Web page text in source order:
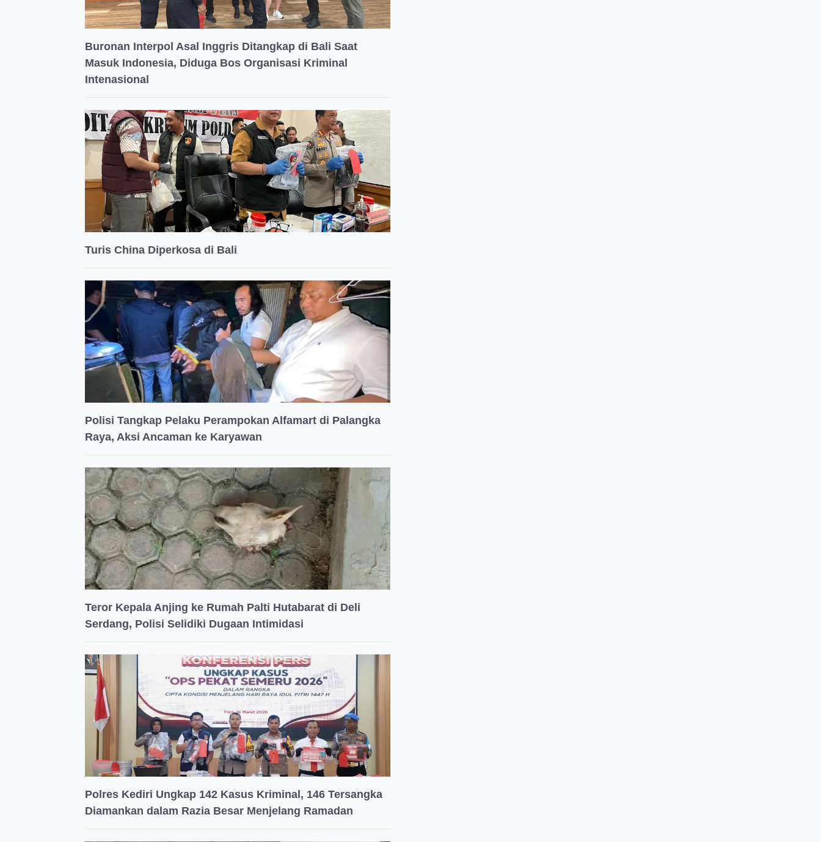
Buronan Interpol Asal Inggris Ditangkap di Bali Saat
Masuk Indonesia, Diduga Bos Organisasi Kriminal
Intenasional
Turis China Diperkosa di Bali
Polisi Tangkap Pelaku Perampokan Alfamart di Palangka
Raya, Aksi Ancaman ke Karyawan
Teror Kepala Anjing ke Rumah Palti Hutabarat di Deli
Serdang, Polisi Selidiki Dugaan Intimidasi
Polres Kediri Ungkap 142 Kasus Kriminal, 146 Tersangka
Diamankan dalam Razia Besar Menjelang Ramadan